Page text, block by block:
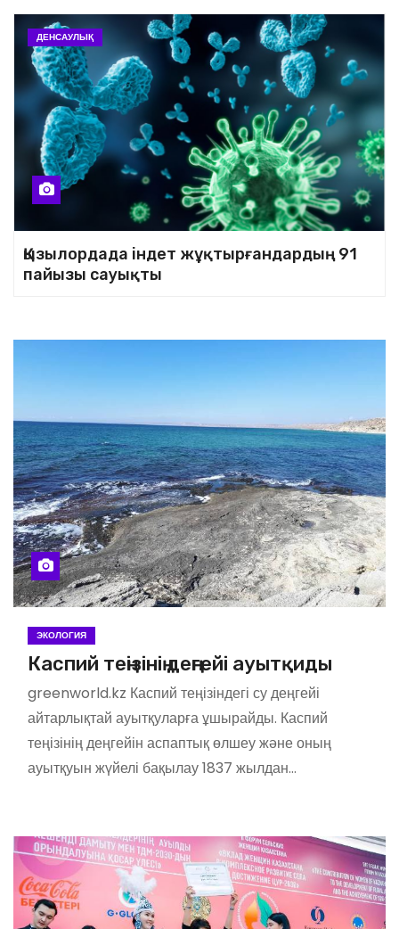
ДЕНСАУЛЫҚ
Қызылордада індет жұқтырғандардың 91
пайызы сауықты
ЭКОЛОГИЯ
Каспий теңізінің деңгейі ауытқиды
greenworld.kz Каспий теңізіндегі су деңгейі
айтарлықтай ауытқуларға ұшырайды. Каспий
теңізінің деңгейін аспаптық өлшеу және оның
ауытқуын жүйелі бақылау 1837 жылдан…